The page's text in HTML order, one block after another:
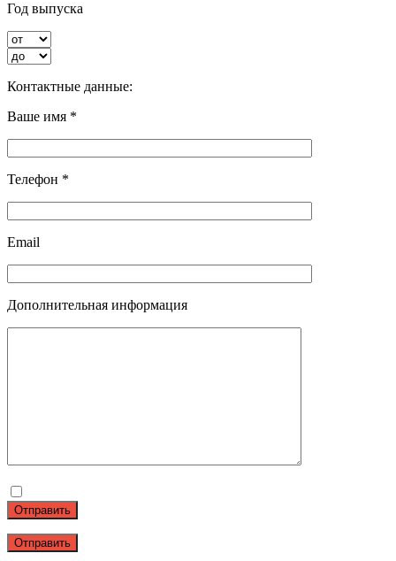
Год выпуска
Контактные данные:
Ваше имя *
Телефон *
Email
Дополнительная информация
Отправить